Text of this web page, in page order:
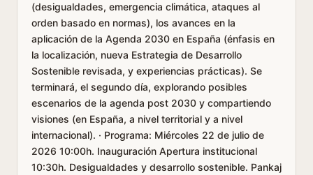
(desigualdades, emergencia climática, ataques al
orden basado en normas), los avances en la
aplicación de la Agenda 2030 en España (énfasis en
la localización, nueva Estrategia de Desarrollo
Sostenible revisada, y experiencias prácticas). Se
terminará, el segundo día, explorando posibles
escenarios de la agenda post 2030 y compartiendo
visiones (en España, a nivel territorial y a nivel
internacional). · Programa: Miércoles 22 de julio de
2026 10:00h. Inauguración Apertura institucional
10:30h. Desigualdades y desarrollo sostenible. Pankaj